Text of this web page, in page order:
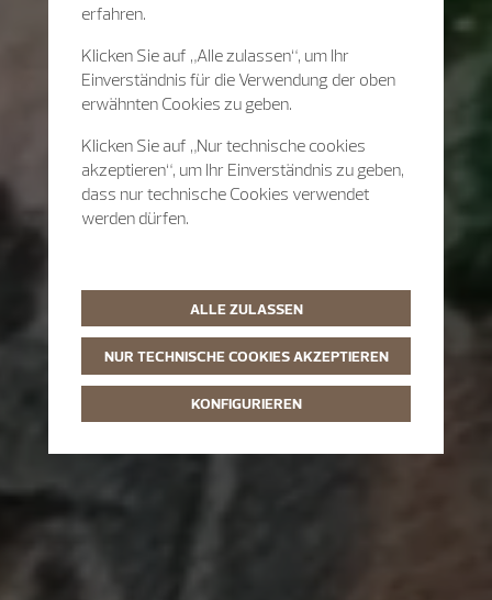
erfahren.
Klicken Sie auf „Alle zulassen“, um Ihr
Einverständnis für die Verwendung der oben
erwähnten Cookies zu geben.
Klicken Sie auf „Nur technische cookies
akzeptieren“, um Ihr Einverständnis zu geben,
dass nur technische Cookies verwendet
werden dürfen.
ALLE ZULASSEN
NUR TECHNISCHE COOKIES AKZEPTIEREN
KONFIGURIEREN